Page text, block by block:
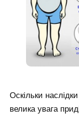
Оскільки
велика увага